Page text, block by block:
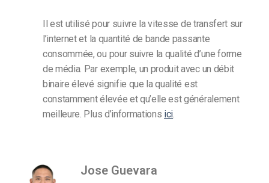
Il est utilisé pour suivre la vitesse de transfert sur
l’internet et la quantité de bande passante
consommée, ou pour suivre la qualité d’une forme
de média. Par exemple, un produit avec un débit
binaire élevé signifie que la qualité est
constamment élevée et qu’elle est généralement
meilleure. Plus d’informations ici.
Jose Guevara